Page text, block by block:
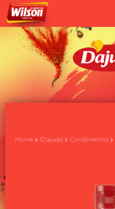
Home D'ajuda Condimentos